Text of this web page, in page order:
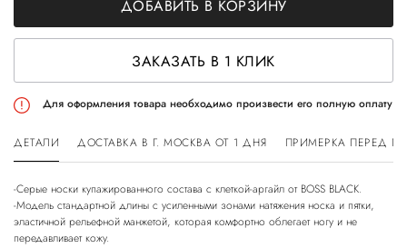
ДОБАВИТЬ В КОРЗИНУ
ЗАКАЗАТЬ В 1 КЛИК
Для оформления товара необходимо произвести его полную оплату
ДЕТАЛИ ДОСТАВКА В Г. МОСКВА ОТ 1 ДНЯ ПРИМЕРКА ПЕРЕД
-Серые носки купажированного состава с клеткой-аргайл от BOSS BLACK.
-Модель стандартной длины с усиленными зонами натяжения носка и пятки,
эластичной рельефной манжетой, которая комфортно облегает ногу и не
передавливает кожу.